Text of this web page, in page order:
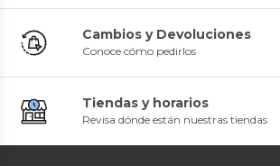
Cambios y Devoluciones
Conoce cómo pedirlos
Tiendas y horarios
Revisa dónde están nuestras tiendas